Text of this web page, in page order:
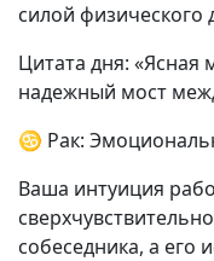
силой физического
Цитата дня:
надежный мост
♋ Рак:
Ваша интуиция
собеседника, а его